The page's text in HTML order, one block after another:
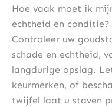
Hoe vaak moet ik
echtheid en conditie?
Controleer uw
schade en echtheid,
langdurige opslag.
keurmerken, of
twijfel laat u staven